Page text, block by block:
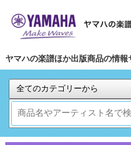
ヤマハの楽譜ほか出版商品の情報